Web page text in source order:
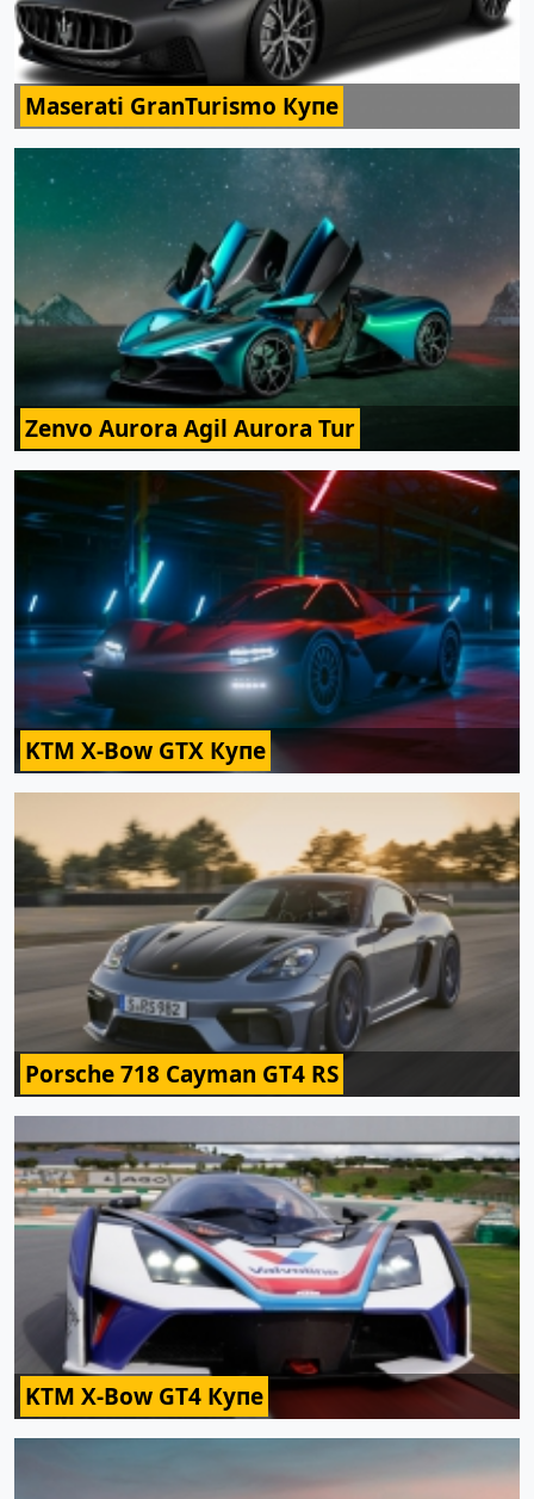
Maserati GranTurismo Купе
Zenvo Aurora Agil Aurora Tur
KTM X-Bow GTX Купе
Porsche 718 Cayman GT4 RS
KTM X-Bow GT4 Купе